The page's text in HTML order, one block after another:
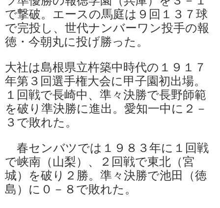
で撃破。エースの馬庭は９回１３７球
で完投し、世代ナンバーワン投手の報
徳・今朝丸に投げ勝った。
大社は島根県立杵築中時代の１９１７
年第３回選手権大会に甲子園初出場。
１回戦で長崎中、準々決勝で長野師範
を破り準決勝に進出。愛知一中に２－
３で敗れた。
春センバツでは１９８３年に１回戦
で峡南（山梨）、２回戦で東北（宮
城）を破り２勝。準々決勝で池田（徳
島）に０－８で敗れた。